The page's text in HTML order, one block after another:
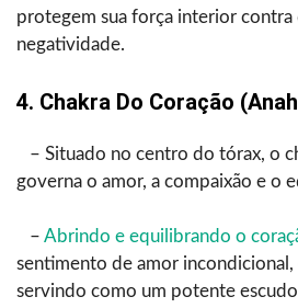
protegem sua força interior contra
negatividade.
4. Chakra Do Coração
– Situado no centro do tórax, o
governa o amor, a compaixão e o
– Abrindo e equilibrando o
sentimento de amor incondicional,
servindo como um potente